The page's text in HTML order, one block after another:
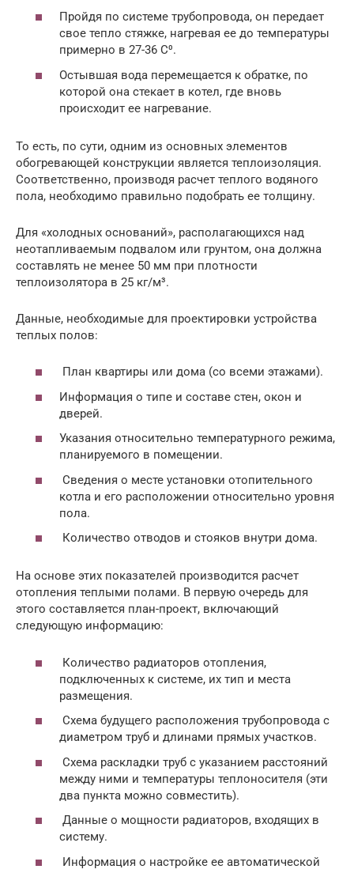
Пройдя по системе трубопровода, он передает
свое тепло стяжке, нагревая ее до температуры
примерно в 27-36 С⁰.
Остывшая вода перемещается к обратке, по
которой она стекает в котел, где вновь
происходит ее нагревание.
То есть, по сути, одним из основных элементов
обогревающей конструкции является теплоизоляция.
Соответственно, производя расчет теплого водяного
пола, необходимо правильно подобрать ее толщину.
Для «холодных оснований», располагающихся над
неотапливаемым подвалом или грунтом, она должна
составлять не менее 50 мм при плотности
теплоизолятора в 25 кг/м³.
Данные, необходимые для проектировки устройства
теплых полов:
План квартиры или дома (со всеми этажами).
Информация о типе и составе стен, окон и
дверей.
Указания относительно температурного режима,
планируемого в помещении.
Сведения о месте установки отопительного
котла и его расположении относительно уровня
пола.
Количество отводов и стояков внутри дома.
На основе этих показателей производится расчет
отопления теплыми полами. В первую очередь для
этого составляется план-проект, включающий
следующую информацию:
Количество радиаторов отопления,
подключенных к системе, их тип и места
размещения.
Схема будущего расположения трубопровода с
диаметром труб и длинами прямых участков.
Схема раскладки труб с указанием расстояний
между ними и температуры теплоносителя (эти
два пункта можно совместить).
Данные о мощности радиаторов, входящих в
систему.
Информация о настройке ее автоматической